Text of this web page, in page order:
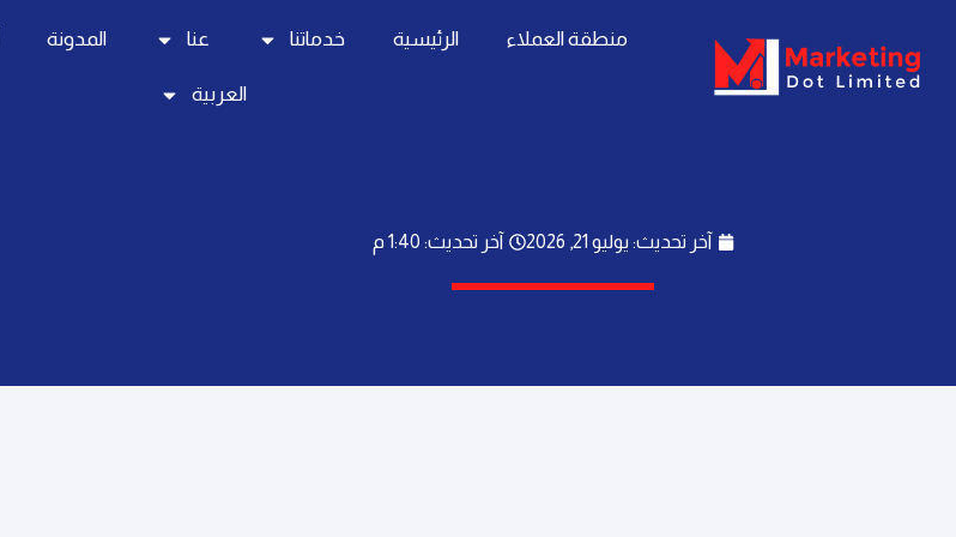
المحتوى
منطقة العملاء الرئيسية خدماتنا عنا المدونة
العربية
آخر تحديث: يوليو 21, 2026 آخر تحديث: 1:40 م